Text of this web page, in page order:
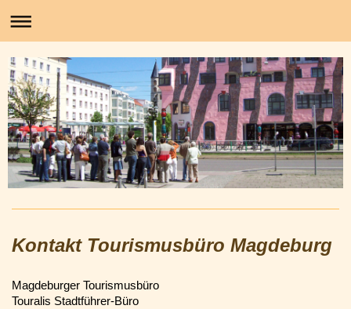
Kontakt Tourismusbüro Magdeburg
Magdeburger Tourismusbüro
Touralis Stadtführer-Büro